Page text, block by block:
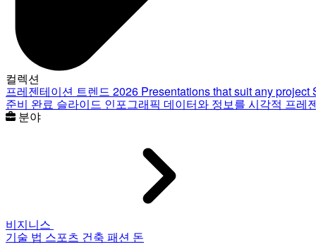
컬렉션
프레젠테이션 트렌드 2026 Presentations that suit any project
준비 완료 슬라이드 인포그래픽 데이터와 정보를 시각적 프레
분야
비지니스
기술 법 스포츠 건축 패션 돈